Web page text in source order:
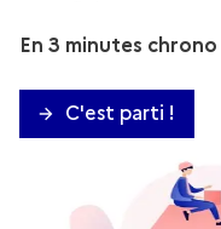
En 3 minutes chrono
C'est parti !